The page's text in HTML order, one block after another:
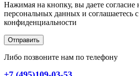
Нажимая на кнопку, вы даете согласие
персональных данных и соглашаетесь
конфиденциальности
Отправить
Либо позвоните нам по телефону